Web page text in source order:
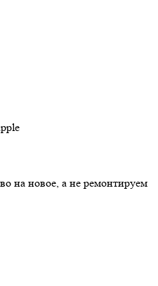
на новое, а не ремонтируем